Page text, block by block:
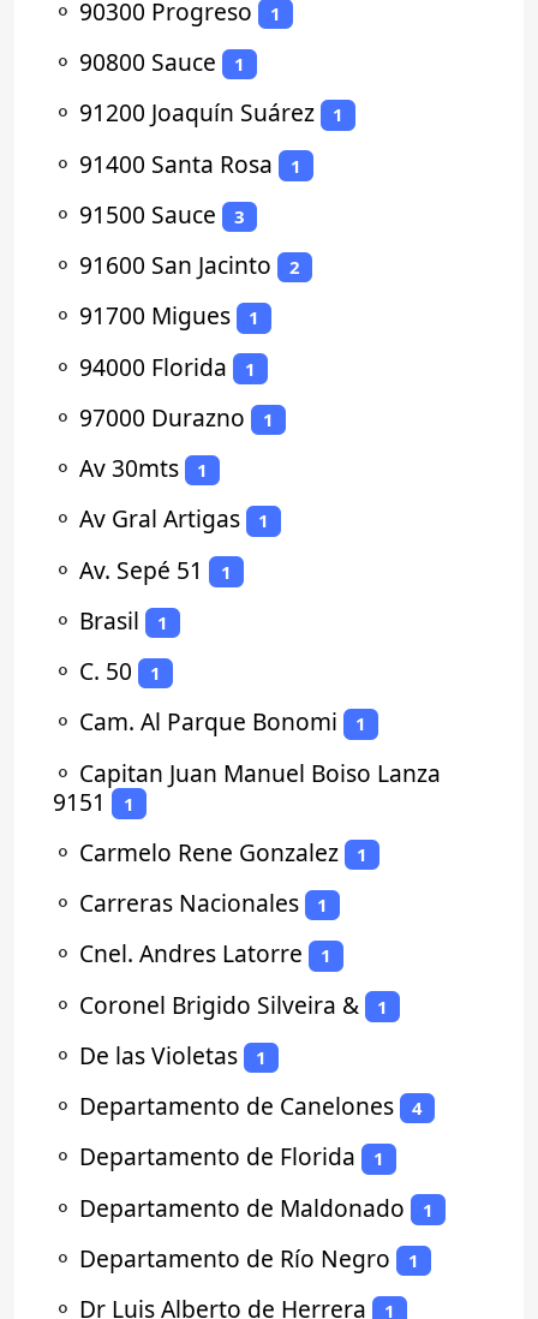
⚬ 90300 Progreso 1
⚬ 90800 Sauce 1
⚬ 91200 Joaquín Suárez 1
⚬ 91400 Santa Rosa 1
⚬ 91500 Sauce 3
⚬ 91600 San Jacinto 2
⚬ 91700 Migues 1
⚬ 94000 Florida 1
⚬ 97000 Durazno 1
⚬ Av 30mts 1
⚬ Av Gral Artigas 1
⚬ Av. Sepé 51 1
⚬ Brasil 1
⚬ C. 50 1
⚬ Cam. Al Parque Bonomi 1
⚬ Capitan Juan Manuel Boiso Lanza
9151
1
⚬ Carmelo Rene Gonzalez 1
⚬ Carreras Nacionales 1
⚬ Cnel. Andres Latorre 1
⚬ Coronel Brigido Silveira & 1
⚬ De las Violetas 1
⚬ Departamento de Canelones 4
⚬ Departamento de Florida 1
⚬ Departamento de Maldonado 1
⚬ Departamento de Río Negro 1
⚬ Dr Luis Alberto de Herrera 1